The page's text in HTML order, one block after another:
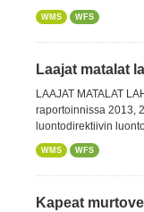
WMS WFS
Laajat matalat
LAAJAT MATALAT
raportoinnissa 2013,
luontodirektiivin
WMS WFS
Kapeat